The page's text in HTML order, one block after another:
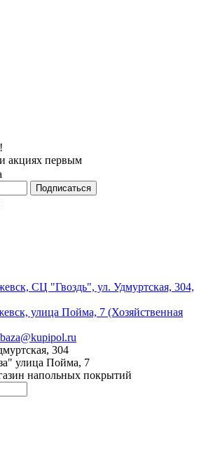
акциях первым
СЦ "Гвоздь", ул. Удмуртская, 304,
улица Пойма, 7 (Хозяйственная
304
улица Пойма, 7
напольных покрытий